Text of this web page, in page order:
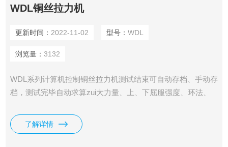
WDL铜丝拉力机
更新时间： 2022-11-02 型号： WDL
浏览量： 3132
WDL系列计算机控制铜丝拉力机测试结束可自动存档、手动存
档，测试完毕自动求算zui大力量、上、下屈服强度、环法、
定伸长强度、定负荷延伸、弹性模量、延伸率。
了解详情